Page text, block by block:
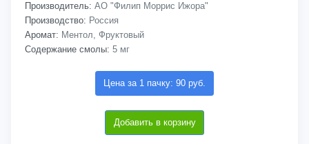
Производитель: АО "Филип Моррис Ижора"
Производство: Россия
Аромат: Ментол, Фруктовый
Содержание смолы: 5 мг
Цена за 1 пачку: 90 руб.
Добавить в корзину